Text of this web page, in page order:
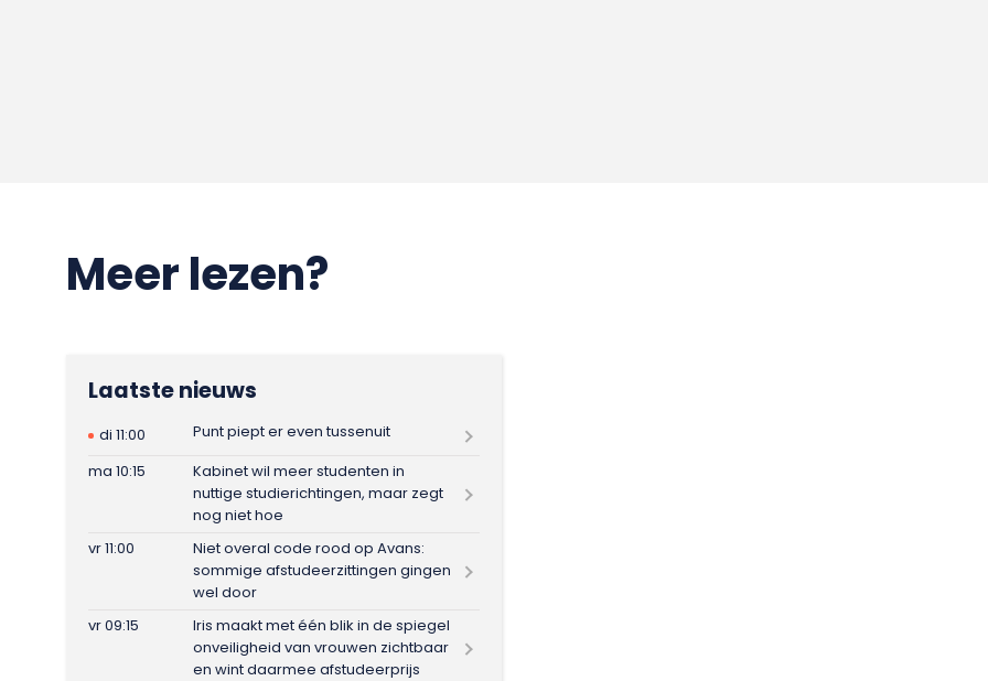
Meer lezen?
Laatste nieuws
di 11:00
Punt piept er even tussenuit
ma 10:15
Kabinet wil meer studenten in
nuttige studierichtingen, maar zegt
nog niet hoe
vr 11:00
Niet overal code rood op Avans:
sommige afstudeerzittingen gingen
wel door
vr 09:15
Iris maakt met één blik in de spiegel
onveiligheid van vrouwen zichtbaar
en wint daarmee afstudeerprijs